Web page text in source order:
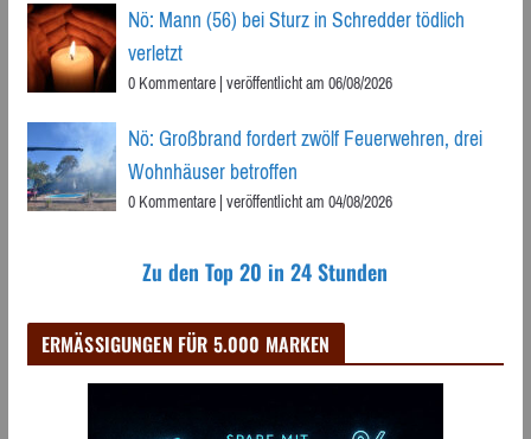
Nö: Mann (56) bei Sturz in Schredder tödlich
verletzt
0 Kommentare|veröffentlicht am 06/08/2026
Nö: Großbrand fordert zwölf Feuerwehren, drei
Wohnhäuser betroffen
0 Kommentare|veröffentlicht am 04/08/2026
Zu den Top 20 in 24 Stunden
ERMÄSSIGUNGEN FÜR 5.000 MARKEN